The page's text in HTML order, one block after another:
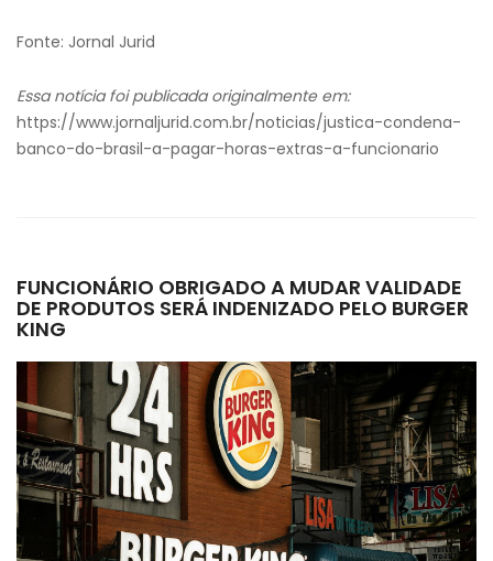
Fonte: Jornal Jurid
Essa notícia foi publicada originalmente em:
https://www.jornaljurid.com.br/noticias/justica-condena-
banco-do-brasil-a-pagar-horas-extras-a-funcionario
FUNCIONÁRIO OBRIGADO A MUDAR VALIDADE
DE PRODUTOS SERÁ INDENIZADO PELO BURGER
KING